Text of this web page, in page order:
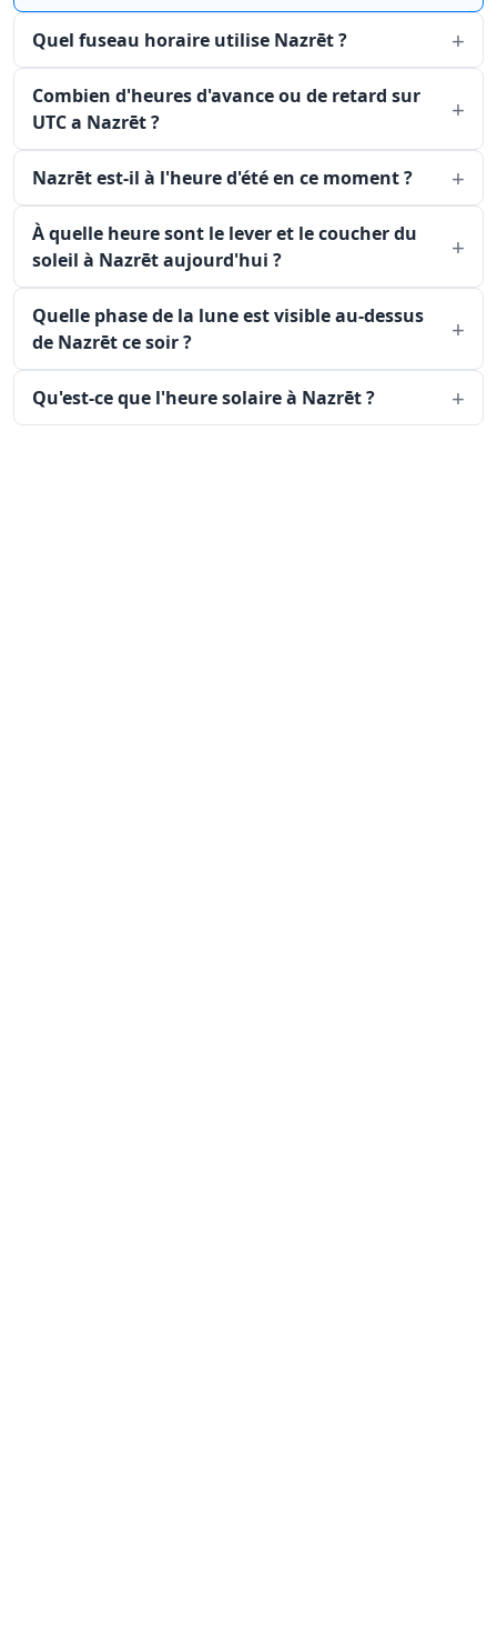
Quel fuseau horaire utilise Nazrēt ?
Combien d'heures d'avance ou de retard sur
UTC a Nazrēt ?
Nazrēt est-il à l'heure d'été en ce moment ?
À quelle heure sont le lever et le coucher du
soleil à Nazrēt aujourd'hui ?
Quelle phase de la lune est visible au-dessus
de Nazrēt ce soir ?
Qu'est-ce que l'heure solaire à Nazrēt ?